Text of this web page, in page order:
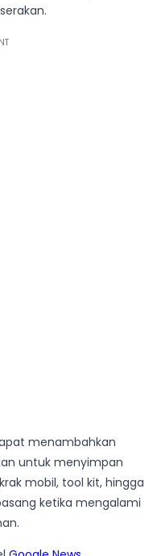
menambahkan
untuk menyimpan
mobil, tool kit, hingga
ketika mengalami